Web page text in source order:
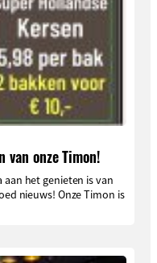
van onze Timon!
aan het genieten is van
nieuws! Onze Timon is